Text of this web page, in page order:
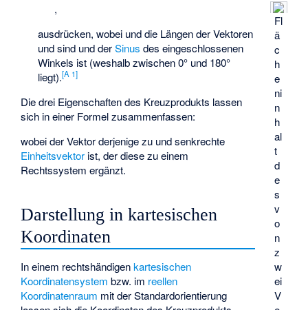
Fl
ä
c
h
e
ni
n
h
al
t
d
e
s
v
o
n
z
w
ei
V
,
ausdrücken, wobei unddie Längen der Vektoren
undsind undderSinus des eingeschlossenen
Winkels ist (weshalbzwischen 0° und 180°
liegt).[A 1]
Die drei Eigenschaften des Kreuzprodukts lassen
sich in einer Formel zusammenfassen:
wobei der Vektorderjenige zu undsenkrechte
Einheitsvektor ist, der diese zu einem
Rechtssystem ergänzt.
Darstellung in kartesischen
Koordinaten
In einem rechtshändigenkartesischen
Koordinatensystem bzw. im reellen
Koordinatenraum mit der Standardorientierung